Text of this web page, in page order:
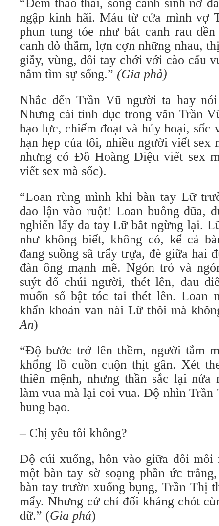
“Đêm tháo thai, sống cảnh sinh nở
ngập kinh hãi. Máu từ cửa mình vợ
phun tung tóe như bát canh rau
canh đỏ thẫm, lợn cợn những nhau,
giẫy, vùng, đôi tay chới với cào cấu
nắm tìm sự sống.” (Gia phả)
Nhắc đến Trần Vũ người ta hay
Nhưng cái tình dục trong văn Trần
bạo lực, chiếm đoạt và hủy hoại, sốc
hạn hẹp của tôi, nhiều người viết sex
nhưng có Đỗ Hoàng Diệu viết sex
viết sex mà sốc).
“Loan rùng mình khi bàn tay Lữ
dao lận vào ruột! Loan buông đũa,
nghiến lấy da tay Lữ bắt ngừng lại.
như không biết, không có, kể cả
đang suồng sã trẩy trựa, đè giữa hai
đàn ông mạnh mẽ. Ngón trỏ và
suýt đổ chúi người, thét lên, đau
muốn sổ bật tóc tai thét lên. Loan
khẩn khoản van nài Lữ thôi mà
An)
“Độ bước trở lên thềm, người tắm
khổng lồ cuồn cuộn thịt gân. Xét
thiên mệnh, nhưng thần sắc lại nửa
làm vua mà lại coi vua. Độ nhìn Trần
hung bạo.
– Chị yêu tôi không?
Độ cúi xuống, hôn vào giữa đôi môi
một bàn tay sờ soạng phần ức
bàn tay trườn xuống bụng, Trần Thị
mẩy. Nhưng cử chỉ đối kháng chót
dữ.” (Gia phả)